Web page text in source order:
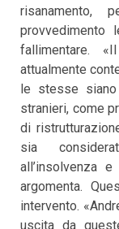
risanamento,
provvedimento
fallimentare.
attualmente
le stesse siano
stranieri, come
di
sia
all’insolvenza
argomenta.
intervento.
uscita da